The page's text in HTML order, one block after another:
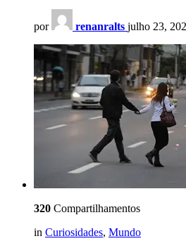
por renanralts julho 23,
320 Compartilhamentos
in Curiosidades, Mundo